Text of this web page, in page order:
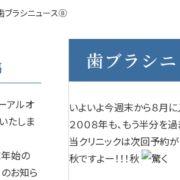
ブラシニュース⑧
歯ブラシ
いよいよ今週末から８月
２００８年も、もう半分を
当クリニックは次回予約が
秋ですよー！！！秋
アルオ
たしま
始の
お知ら